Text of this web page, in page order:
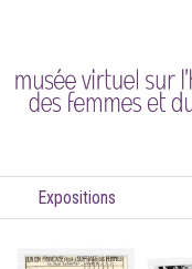
Expositions